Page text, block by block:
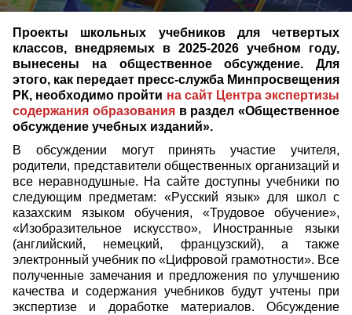
Проекты школьных учебников для четвертых
классов, внедряемых в 2025-2026 учебном году,
вынесены на общественное обсуждение. Для
этого, как передает пресс-служба Минпросвещения
РК, необходимо пройти на сайт Центра экспертизы
содержания образованияв раздел «Общественное
обсуждение учебных изданий».
В обсуждении могут принять участие учителя,
родители, представители общественных организаций и
все неравнодушные. На сайте доступны учебники по
следующим предметам: «Русский язык» для школ с
казахским языком обучения, «Трудовое обучение»,
«Изобразительное искусство», Иностранные языки
(английский, немецкий, французский), а также
электронный учебник по «Цифровой грамотности». Все
полученные замечания и предложения по улучшению
качества и содержания учебников будут учтены при
экспертизе и доработке материалов. Обсуждение